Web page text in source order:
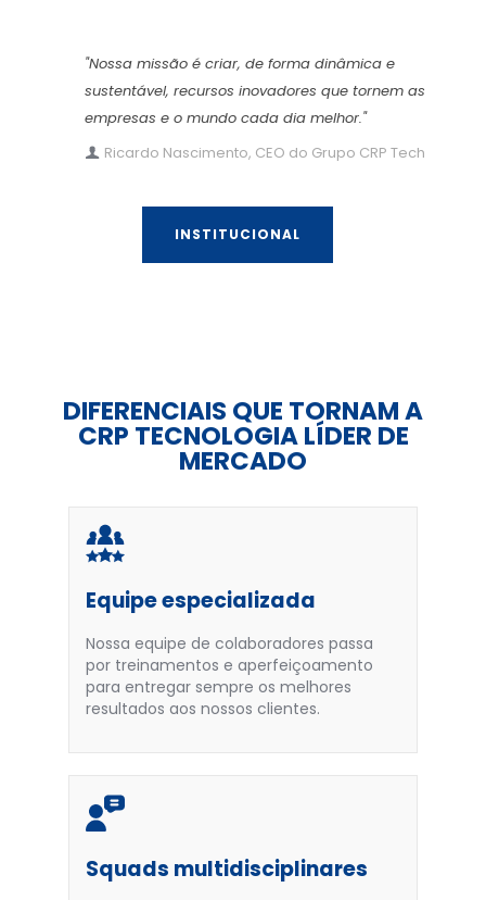
"Nossa missão é criar, de forma dinâmica e
sustentável, recursos inovadores que tornem as
empresas e o mundo cada dia melhor."
Ricardo Nascimento, CEO do Grupo CRP Tech
INSTITUCIONAL
DIFERENCIAIS QUE TORNAM A
CRP TECNOLOGIA LÍDER DE
MERCADO
Equipe especializada
Nossa equipe de colaboradores passa
por treinamentos e aperfeiçoamento
para entregar sempre os melhores
resultados aos nossos clientes.
Squads multidisciplinares